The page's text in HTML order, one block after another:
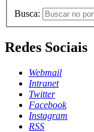
Busca:
Redes Sociais
Webmail
Intranet
Twitter
Facebook
Instagram
RSS